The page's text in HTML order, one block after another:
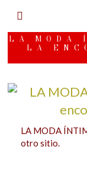
LA MODA
LA
LA MODA
otro sitio.